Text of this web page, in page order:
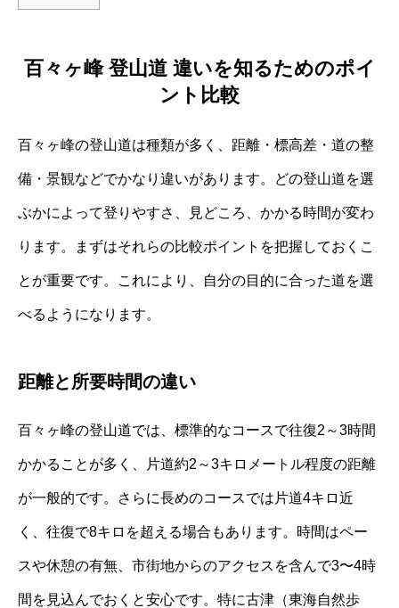
百々ヶ峰 登山道 違いを知るためのポイ
ント比較
百々ヶ峰の登山道は種類が多く、距離・標高差・道の整
備・景観などでかなり違いがあります。どの登山道を選
ぶかによって登りやすさ、見どころ、かかる時間が変わ
ります。まずはそれらの比較ポイントを把握しておくこ
とが重要です。これにより、自分の目的に合った道を選
べるようになります。
距離と所要時間の違い
百々ヶ峰の登山道では、標準的なコースで往復2～3時間
かかることが多く、片道約2～3キロメートル程度の距離
が一般的です。さらに長めのコースでは片道4キロ近
く、往復で8キロを超える場合もあります。時間はペー
スや休憩の有無、市街地からのアクセスを含んで3〜4時
間を見込んでおくと安心です。特に古津（東海自然歩